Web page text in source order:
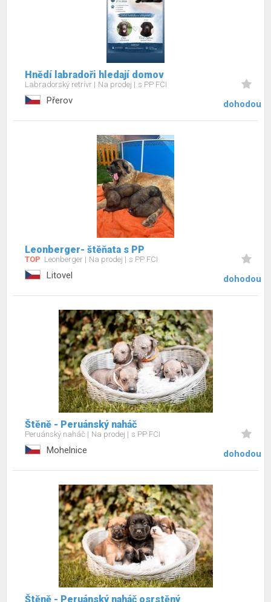
Hnědí labradoři hledají domov
Labradorský retrívr Na prodej s PP FCI
Přerov dohodou
Leonberger- štěňata s PP
TOP Leonberger Na prodej s PP FCI
Litovel dohodou
Štěně - Peruánský naháč
Peruánský naháč Na prodej s PP FCI
Mohelnice dohodou
Štěně - Peruánský naháč osrstěný